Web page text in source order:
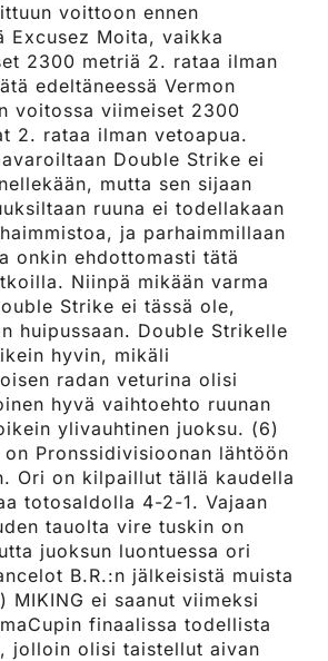
voittoon ennen
Excusez Moita, vaikka
2300 metriä 2. rataa ilman
edeltäneessä Vermon
voitossa viimeiset 2300
2. rataa ilman vetoapua.
Double Strike ei
mutta sen sijaan
ruuna ei todellakaan
ja parhaimmillaan
onkin ehdottomasti tätä
Niinpä mikään varma
Strike ei tässä ole,
huipussaan. Double Strikelle
hyvin, mikäli
radan veturina olisi
hyvä vaihtoehto ruunan
ylivauhtinen juoksu. (6)
on Pronssidivisioonan lähtöön
Ori on kilpaillut tällä kaudella
totosaldolla 4-2-1. Vajaan
tauolta vire tuskin on
juoksun luontuessa ori
B.R.:n jälkeisistä muista
MIKING ei saanut viimeksi
finaalissa todellista
jolloin olisi taistellut aivan